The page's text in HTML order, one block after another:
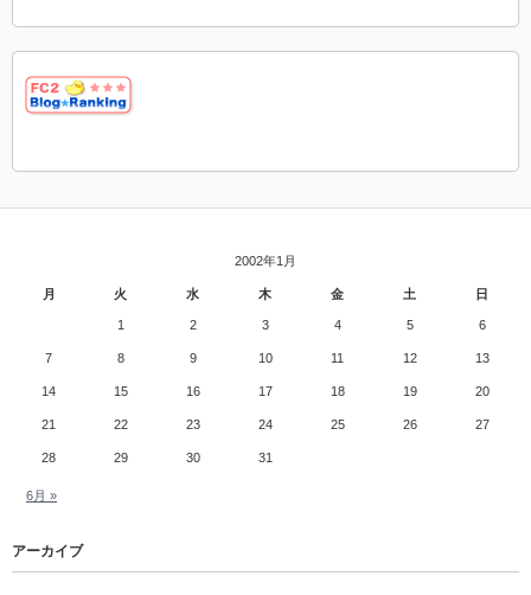
2002年1月
月 火 水 木 金 土 日
1 2 3 4 5 6
7 8 9 10 11 12 13
14 15 16 17 18 19 20
21 22 23 24 25 26 27
28 29 30 31
6月 »
アーカイブ